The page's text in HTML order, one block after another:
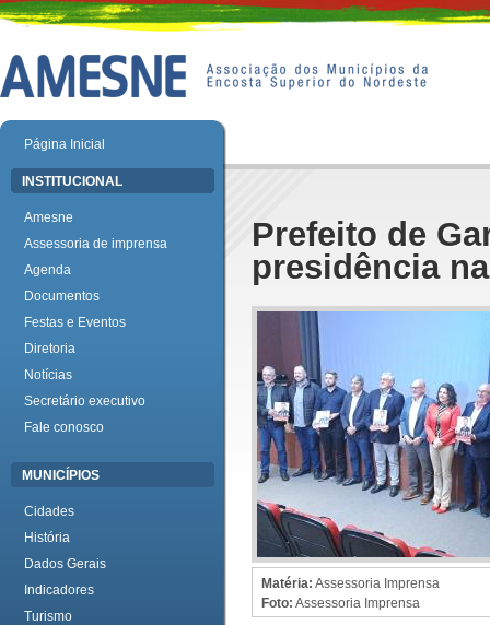
Página Inicial
INSTITUCIONAL
Amesne
Assessoria de imprensa
Agenda
Documentos
Festas e Eventos
Diretoria
Notícias
Secretário executivo
Fale conosco
MUNICÍPIOS
Cidades
História
Dados Gerais
Indicadores
Turismo
Prefeito de
presidência
Matéria: Assessoria Imprensa
Foto: Assessoria Imprensa